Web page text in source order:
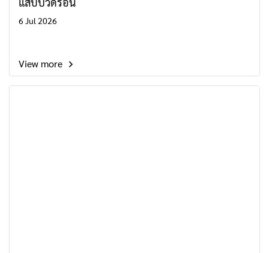
6 Jul 2026
View more